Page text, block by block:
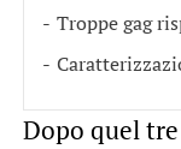
Troppe gag
Dopo quel